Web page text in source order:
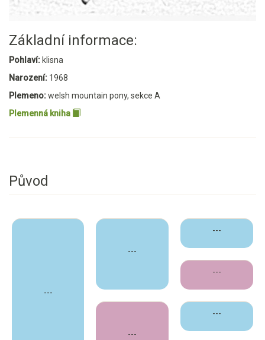
Základní informace:
Pohlaví: klisna
Narození: 1968
Plemeno:welsh mountain pony, sekce A
Plemenná kniha
Původ
---
---
---
---
---
---